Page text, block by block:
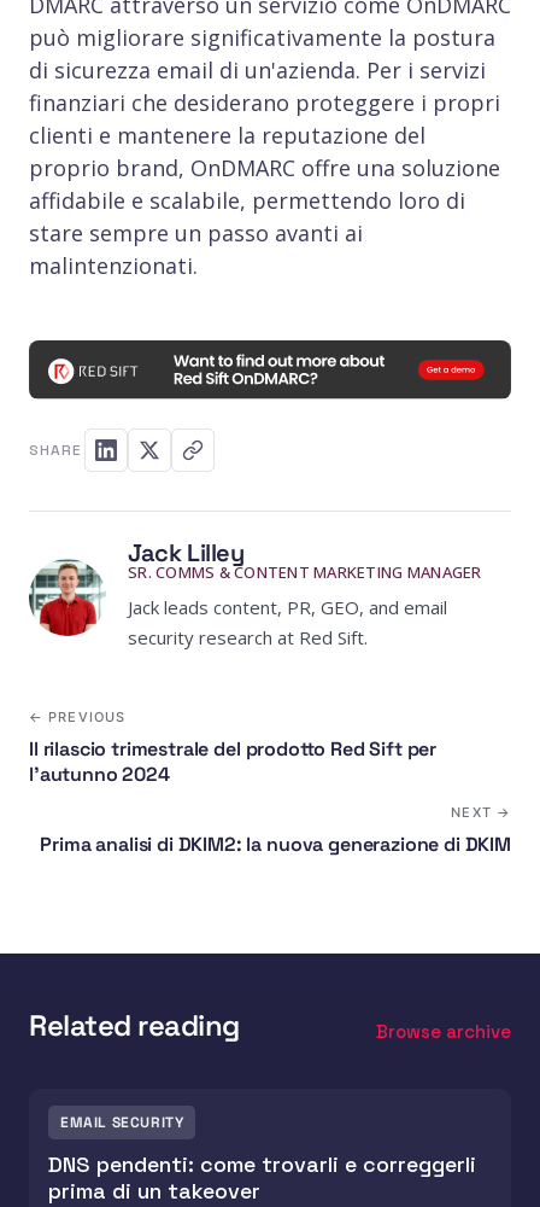
può migliorare significativamente la postura
di sicurezza email di un'azienda. Per i servizi
finanziari che desiderano proteggere i propri
clienti e mantenere la reputazione del
proprio brand, OnDMARC offre una soluzione
affidabile e scalabile, permettendo loro di
stare sempre un passo avanti ai
malintenzionati.
SHARE
Jack Lilley
SR. COMMS & CONTENT MARKETING MANAGER
Jack leads content, PR, GEO, and email
security research at Red Sift.
← PREVIOUS
Il rilascio trimestrale del prodotto Red Sift per
l'autunno 2024
NEXT →
Prima analisi di DKIM2: la nuova generazione di DKIM
Related reading Browse archive
EMAIL SECURITY
DNS pendenti: come trovarli e correggerli
prima di un takeover